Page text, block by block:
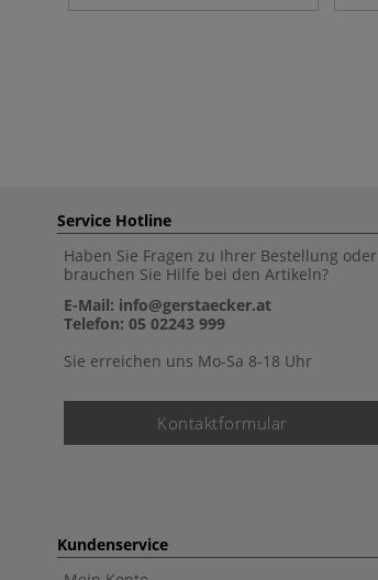
Service Hotline
Haben Sie Fragen zu Ihrer Bestellung oder
brauchen Sie Hilfe bei den Artikeln?
E-Mail: info@gerstaecker.at
Telefon: 05 02243 999
Sie erreichen uns Mo-Sa 8-18 Uhr
Kontaktformular
Kundenservice